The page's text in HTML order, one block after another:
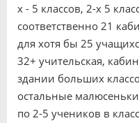
х - 5 классов, 2-х 5
соответственно 21
для хотя бы 25
32+ учительская,
здании больших
остальные
по 2-5 учеников в